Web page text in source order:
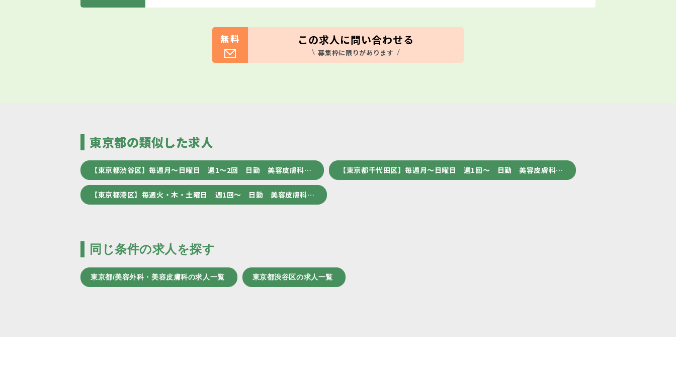
無料 この求人に問い合わせる
募集枠に限りがあります
東京都の類似した求人
【東京都渋谷区】毎週月～日曜日 週1～2回 日勤 美容皮膚科… 【東京都千代田区】毎週月～日曜日 週1回～ 日勤 美容皮膚科…
【東京都港区】毎週火・木・土曜日 週1回～ 日勤 美容皮膚科…
同じ条件の求人を探す
東京都/美容外科・美容皮膚科の求人一覧 東京都渋谷区の求人一覧